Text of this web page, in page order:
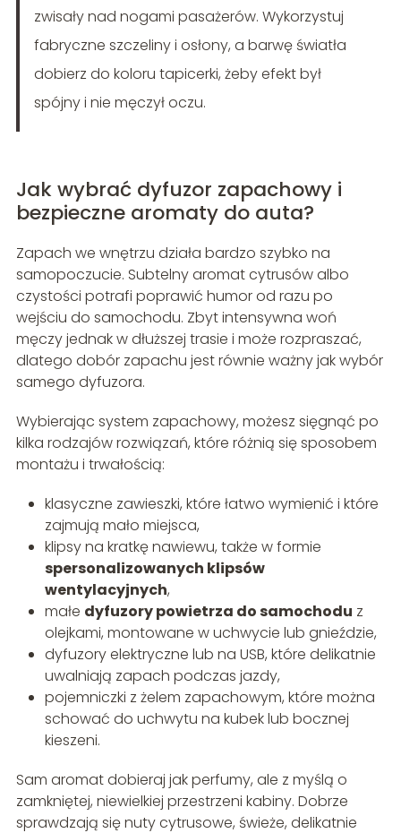
zwisały nad nogami pasażerów. Wykorzystuj
fabryczne szczeliny i osłony, a barwę światła
dobierz do koloru tapicerki, żeby efekt był
spójny i nie męczył oczu.
Jak wybrać dyfuzor zapachowy i
bezpieczne aromaty do auta?
Zapach we wnętrzu działa bardzo szybko na
samopoczucie. Subtelny aromat cytrusów albo
czystości potrafi poprawić humor od razu po
wejściu do samochodu. Zbyt intensywna woń
męczy jednak w dłuższej trasie i może rozpraszać,
dlatego dobór zapachu jest równie ważny jak wybór
samego dyfuzora.
Wybierając system zapachowy, możesz sięgnąć po
kilka rodzajów rozwiązań, które różnią się sposobem
montażu i trwałością:
klasyczne zawieszki, które łatwo wymienić i które
zajmują mało miejsca,
klipsy na kratkę nawiewu, także w formie
spersonalizowanych klipsów
wentylacyjnych,
małe dyfuzory powietrza do samochodu z
olejkami, montowane w uchwycie lub gnieździe,
dyfuzory elektryczne lub na USB, które delikatnie
uwalniają zapach podczas jazdy,
pojemniczki z żelem zapachowym, które można
schować do uchwytu na kubek lub bocznej
kieszeni.
Sam aromat dobieraj jak perfumy, ale z myślą o
zamkniętej, niewielkiej przestrzeni kabiny. Dobrze
sprawdzają się nuty cytrusowe, świeże, delikatnie